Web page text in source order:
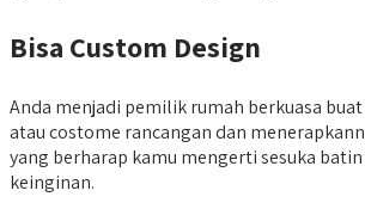
Bisa Custom Design
Anda menjadi pemilik rumah berkuasa
atau costome rancangan dan
yang berharap kamu mengerti sesuka
keinginan.